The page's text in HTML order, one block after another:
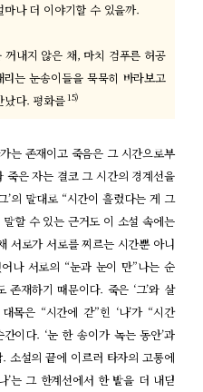
나 더 이야기할 수 있을까.
내지 않은 채, 마치 검푸른 허공
는 눈송이들을 묵묵히 바라보고
났다. 평화를15)
는 존재이고 죽음은 그 시간으로부
죽은 자는 결코 그 시간의 경계선을
’의 말대로 “시간이 흘렀다는 게 그
할 수 있는 근거도 이 소설 속에는
서로가 서로를 찌르는 시간뿐 아니
나 서로의 “눈과 눈이 만”나는 순
존재하기 때문이다. 죽은 ‘그’와 살
목은 “시간에 갇”힌 ‘나’가 “시간
이다. ‘눈 한 송이가 녹는 동안’과
소설의 끝에 이르러 타자의 고통에
’는 그 한계선에서 한 발을 더 내딛